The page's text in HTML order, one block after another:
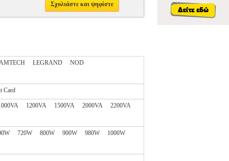
Σχολιάστε και ψηφίστε
LEGRAND
NOD
Card
1200VA 1500VA 2000VA
2200VA
720W 800W 900W 980W
1000W